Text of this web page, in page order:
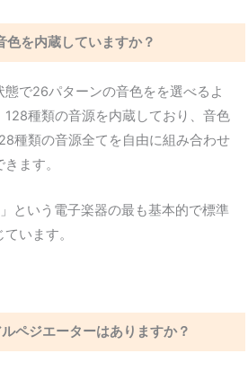
色を内蔵していますか？
で26パターンの音色をを選べるよ
128種類の音源を内蔵しており、音色
種類の音源全てを自由に組み合わせ
ます。
という電子楽器の最も基本的で標準
います。
ペジエーターはありますか？